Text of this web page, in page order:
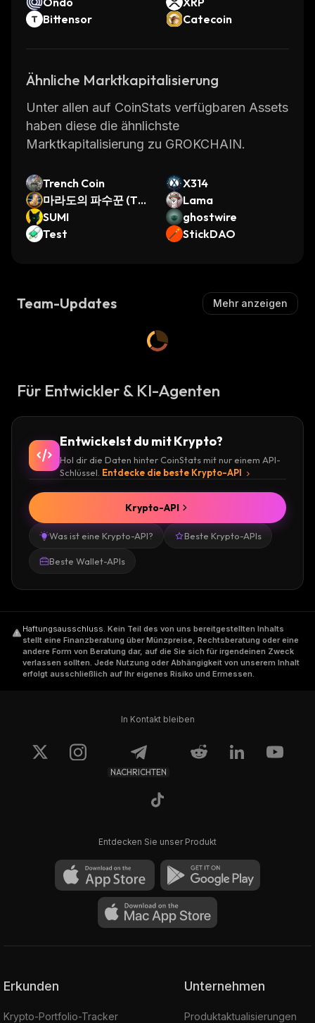
Bittensor
Catecoin
Ähnliche Marktkapitalisierung
Unter allen auf CoinStats verfügbaren Assets
haben diese die ähnlichste
Marktkapitalisierung zu GROKCHAIN.
Trench Coin
X314
마라도의 파수꾼 (Th
e Guardian of Mara
do)
Lama
SUMI
ghostwire
Test
StickDAO
Team-Updates Mehr anzeigen
Für Entwickler & KI-Agenten
Entwickelst du mit Krypto?
Hol dir die Daten hinter CoinStats mit nur einem API-
Schlüssel. Entdecke die beste Krypto-API
Was ist eine Krypto-API? Beste Krypto-APIs
Beste Wallet-APIs
Krypto-API
Haftungsausschluss. Kein Teil des von uns bereitgestellten Inhalts
stellt eine Finanzberatung über Münzpreise, Rechtsberatung oder eine
andere Form von Beratung dar, auf die Sie sich für irgendeinen Zweck
verlassen sollten. Jede Nutzung oder Abhängigkeit von unserem Inhalt
erfolgt ausschließlich auf Ihr eigenes Risiko und Ermessen.
In Kontakt bleiben
NACHRICHTEN
Entdecken Sie unser Produkt
Erkunden
Krypto-Portfolio-Tracker
Unternehmen
Produktaktualisierungen